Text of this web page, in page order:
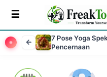
7 Pose Yoga
Pencernaan